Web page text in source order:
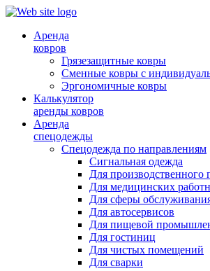
Аренда
ковров
Грязезащитные ковры
Сменные ковры с
Эргономичные ковры
Калькулятор
аренды ковров
Аренда
спецодежды
Спецодежда по направлениям
Сигнальная одежда
Для производственного
Для медицинских
Для сферы
Для автосервисов
Для пищевой
Для гостиниц
Для чистых помещений
Для сварки